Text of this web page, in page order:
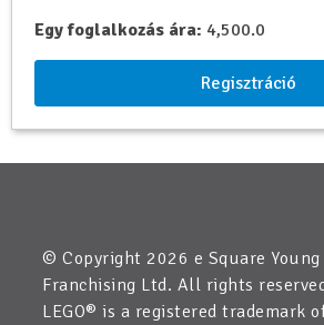
Egy foglalkozás ára: 4,500.0
Regisztráció
© Copyright 2026 e Square Young
Franchising Ltd. All rights
LEGO® is a registered trademark